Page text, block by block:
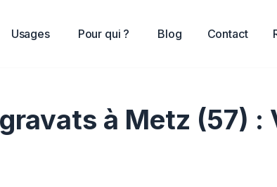
Usages Pour qui ? Blog Contact
à Metz (57) :